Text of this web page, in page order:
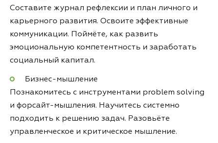
Составите журнал рефлексии и план личного и
карьерного развития. Освоите эффективные
коммуникации. Поймёте, как развить
эмоциональную компетентность и заработать
социальный капитал.
Бизнес-мышление
Познакомитесь с инструментами problem solving
и форсайт-мышления. Научитесь системно
подходить к решению задач. Разовьёте
управленческое и критическое мышление.